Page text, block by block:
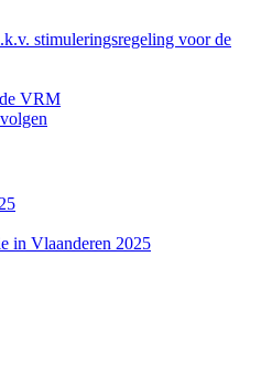
stimuleringsregeling voor de
VRM
in Vlaanderen 2025